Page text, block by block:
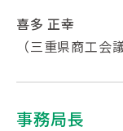
喜多 正幸
（三重県商工
事務局長